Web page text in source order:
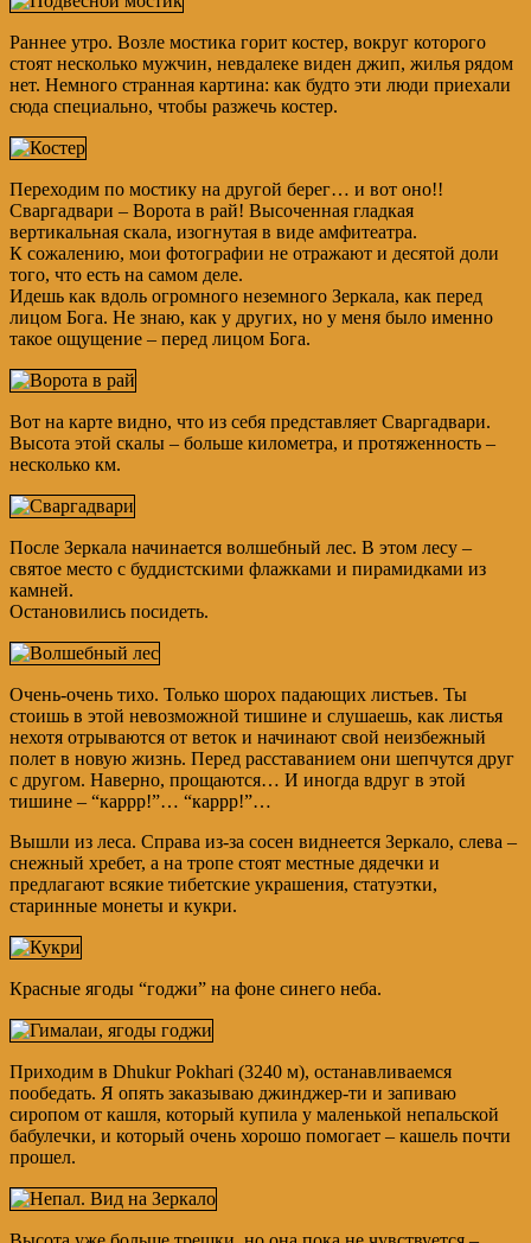
Раннее утро. Возле мостика горит костер, вокруг которого
стоят несколько мужчин, невдалеке виден джип, жилья рядом
нет. Немного странная картина: как будто эти люди приехали
сюда специально, чтобы разжечь костер.
Переходим по мостику на другой берег… и вот оно!!
Сваргадвари – Ворота в рай! Высоченная гладкая
вертикальная скала, изогнутая в виде амфитеатра.
К сожалению, мои фотографии не отражают и десятой доли
того, что есть на самом деле.
Идешь как вдоль огромного неземного Зеркала, как перед
лицом Бога. Не знаю, как у других, но у меня было именно
такое ощущение – перед лицом Бога.
Вот на карте видно, что из себя представляет Сваргадвари.
Высота этой скалы – больше километра, и протяженность –
несколько км.
После Зеркала начинается волшебный лес. В этом лесу –
святое место с буддистскими флажками и пирамидками из
камней.
Остановились посидеть.
Очень-очень тихо. Только шорох падающих листьев. Ты
стоишь в этой невозможной тишине и слушаешь, как листья
нехотя отрываются от веток и начинают свой неизбежный
полет в новую жизнь. Перед расставанием они шепчутся друг
с другом. Наверно, прощаются… И иногда вдруг в этой
тишине – “каррр!”… “каррр!”…
Вышли из леса. Справа из-за сосен виднеется Зеркало, слева –
снежный хребет, а на тропе стоят местные дядечки и
предлагают всякие тибетские украшения, статуэтки,
старинные монеты и кукри.
Красные ягоды “годжи” на фоне синего неба.
Приходим в Dhukur Pokhari (3240 м), останавливаемся
пообедать. Я опять заказываю джинджер-ти и запиваю
сиропом от кашля, который купила у маленькой непальской
бабулечки, и который очень хорошо помогает – кашель почти
прошел.